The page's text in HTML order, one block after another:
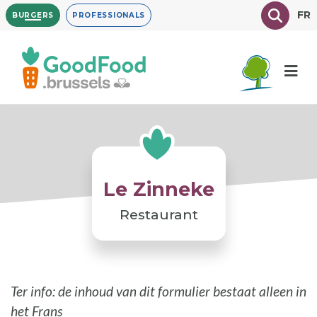
Overslaan
en
inhoud
gaan
BURGERS PROFESSIONALS TexteFR
Le Zinneke
Restaurant
Ter info: de inhoud van dit formulier bestaat alleen in
het Frans